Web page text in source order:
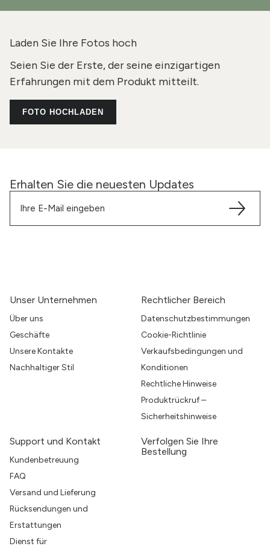
Laden Sie Ihre Fotos hoch
Seien Sie der Erste, der seine einzigartigen
Erfahrungen mit dem Produkt mitteilt.
FOTO HOCHLADEN
Erhalten Sie die neuesten Updates
Unser Unternehmen
Über uns
Geschäfte
Unsere Kontakte
Nachhaltiger Stil
Rechtlicher Bereich
Datenschutzbestimmungen
Cookie-Richtlinie
Verkaufsbedingungen und
Konditionen
Rechtliche Hinweise
Produktrückruf –
Sicherheitshinweise
Support und Kontakt
Kundenbetreuung
FAQ
Versand und Lieferung
Rücksendungen und
Erstattungen
Dienst für
Verfolgen Sie Ihre
Bestellung